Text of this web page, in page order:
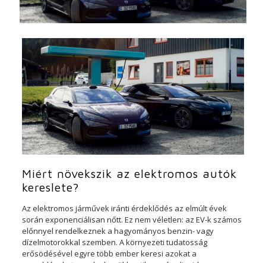
Miért növekszik az elektromos autók
kereslete?
Az elektromos járművek iránti érdeklődés az elmúlt évek
során exponenciálisan nőtt. Ez nem véletlen: az EV-k számos
előnnyel rendelkeznek a hagyományos benzin- vagy
dízelmotorokkal szemben. A környezeti tudatosság
erősödésével egyre több ember keresi azokat a